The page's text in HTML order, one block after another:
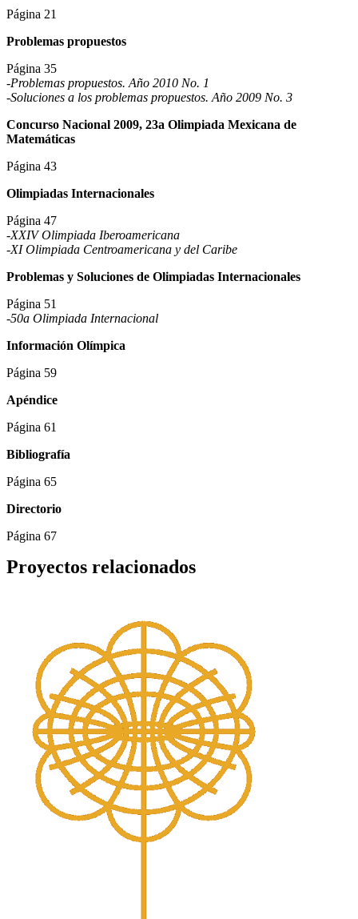
Página 21
Problemas propuestos
Página 35
-Problemas propuestos. Año 2010 No. 1
-Soluciones a los problemas propuestos. Año 2009 No. 3
Concurso Nacional 2009, 23a Olimpiada Mexicana de
Matemáticas
Página 43
Olimpiadas Internacionales
Página 47
-XXIV Olimpiada Iberoamericana
-XI Olimpiada Centroamericana y del Caribe
Problemas y Soluciones de Olimpiadas Internacionales
Página 51
-50a Olimpiada Internacional
Información Olímpica
Página 59
Apéndice
Página 61
Bibliografía
Página 65
Directorio
Página 67
Proyectos relacionados